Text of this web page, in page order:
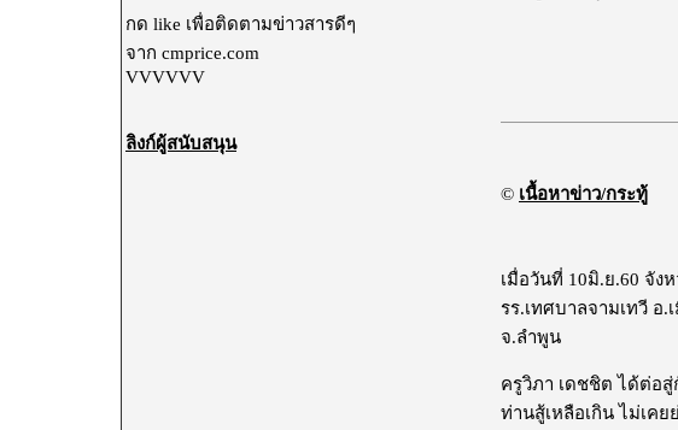
กด like เพื่อติดตามข่าวสารดีๆ
จาก cmprice.com
VVVVVV
ลิงก์ผู้สนับสนุน
© เนื้อหาข่าว/กระทู้
เมื่อวันที่ 10มิ.ย.60 จัง
รร.เทศบาลจามเทวี
จ.ลำพูน
ครูวิภา เดชชิต ได้ต่อ
ท่านสู้เหลือเกิน ไม่เค